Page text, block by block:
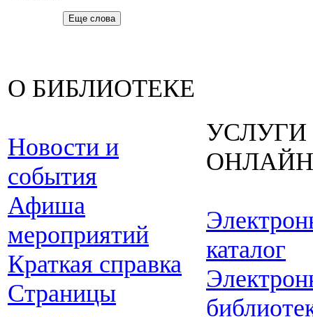
Еще слова
О БИБЛИОТЕКЕ
Новости и
события
Афиша
мероприятий
Краткая справка
Страницы
УСЛУГИ
ОНЛАЙН
каталог